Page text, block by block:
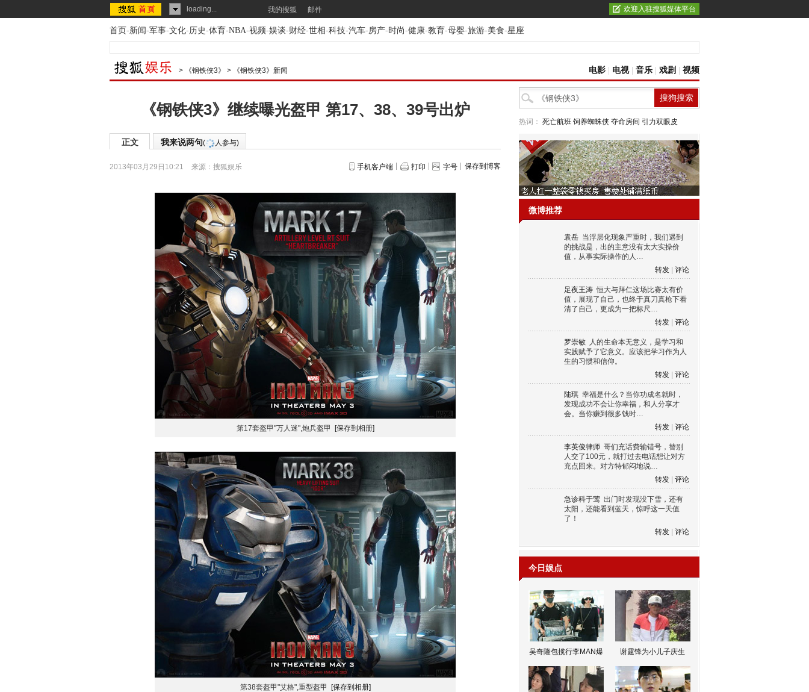
loading... 我的搜狐 邮件 欢迎入驻搜狐媒体平台
首页-新闻-军事-文化-历史-体育-NBA-视频-娱谈-财经-世相-科技-汽车-房产-时尚-健康-教育-母婴-旅游-美食-星座
> 《钢铁侠3》 > 《钢铁侠3》新闻 电影 电视| 音乐 戏剧 视频
《钢铁侠3》继续曝光盔甲 第17、38、39号出炉
正文 我来说两句( 人参与)
2013年03月29日10:21 来源： 搜狐娱乐 手机客户端 打印 字号 保存到博客
第17套盔甲"万人迷",炮兵盔甲 [保存到相册]
第38套盔甲"艾格",重型盔甲 [保存到相册]
热词： 死亡航班 饲养蜘蛛侠 夺命房间 引力双眼皮
微博推荐
袁岳 当浮层化现象严重时，我们遇到
的挑战是，出的主意没有太大实操价
值，从事实际操作的人…
转发
评论
足夜王涛 恒大与拜仁这场比赛太有价
值，展现了自己，也终于真刀真枪下看
清了自己，更成为一把标尺…
转发
评论
罗崇敏 人的生命本无意义，是学习和
实践赋予了它意义。应该把学习作为人
生的习惯和信仰。
转发
评论
陆琪 幸福是什么？当你功成名就时，
发现成功不会让你幸福，和人分享才
会。当你赚到很多钱时…
转发
评论
李英俊律师 哥们充话费输错号，替别
人交了100元，就打过去电话想让对方
充点回来。对方特郁闷地说…
转发
评论
急诊科于莺 出门时发现没下雪，还有
太阳，还能看到蓝天，惊呼这一天值
了！
转发
评论
今日娱点
吴奇隆包揽行李MAN爆 谢霆锋为小儿子庆生